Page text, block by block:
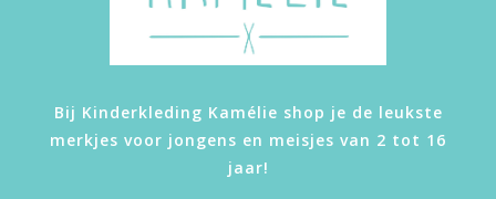
Bij Kinderkleding Kamélie shop je de leukste
merkjes voor jongens en meisjes van 2 tot 16
jaar!